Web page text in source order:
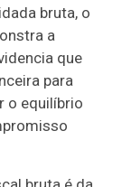
bruta, o
a
que
para
o equilíbrio